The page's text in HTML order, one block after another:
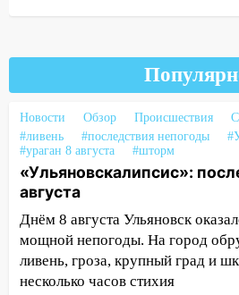
Деева в Заволжье
14:26 Жители
пытаются расчистить
дождавшись
14:16
Шторм
на улице Любови
светофор
14:14 Студента из
мошенники под видом
14:12 Куда жаловаться
Новости Обзор Происшествия
#ливень
#последствия непогоды
#ураган 8 августа
#шторм
«Ульяновскалипсис»:
августа
Днём 8 августа Ульяновск
мощной непогоды. На город
ливень, гроза, крупный град и
несколько часов стихия